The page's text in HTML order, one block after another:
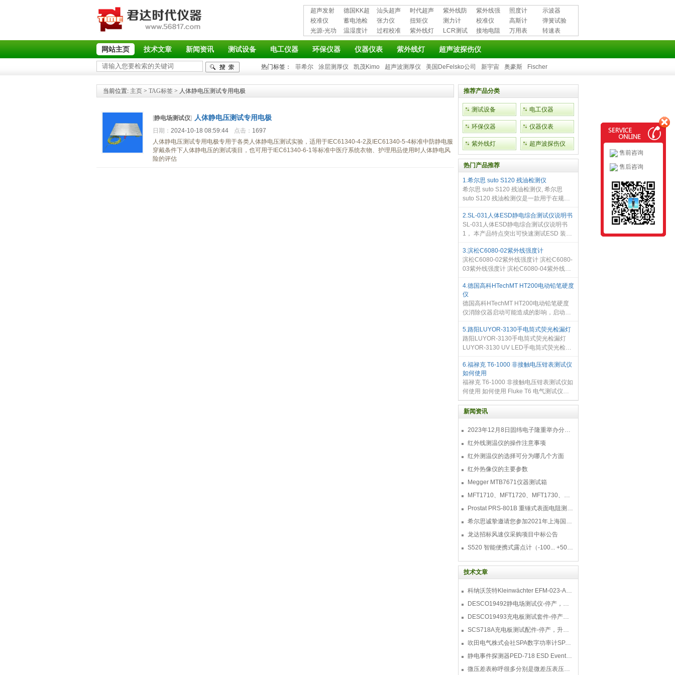
超声发射
接收仪器
德国KK超
声波探伤
仪
汕头超声
超声探伤
仪
时代超声
波探伤仪
紫外线防
护用品
紫外线强
度计
照度计
示波器
校准仪
蓄电池检
测仪
张力仪 扭矩仪 测力计 校准仪 高斯计
弹簧试验
机
光源-光功
率计
温湿度计
过程校准
仪
紫外线灯
LCR测试
仪
接地电阻
测试仪
万用表 转速表
网站主页 技术文章 新闻资讯 测试设备 电工仪器 环保仪器 仪器仪表 紫外线灯 超声波探伤仪
热门标签： 菲希尔 涂层测厚仪 凯茂Kimo 超声波测厚仪 美国DeFelsko公司 新宇宙 奥豪斯 Fischer
当前位置: 主页 > TAG标签 > 人体静电压测试专用电极
[静电场测试仪] 人体静电压测试专用电极
日期： 2024-10-18 08:59:44 点击： 1697
人体静电压测试专用电极专用于各类人体静电压测试实验，适用于IEC61340-4-2及IEC61340-5-4标准中防静电服
穿戴条件下人体静电压的测试项目，也可用于IEC61340-6-1等标准中医疗系统衣物、护理用品使用时人体静电风
险的评估
推荐产品分类
测试设备 电工仪器
环保仪器 仪器仪表
紫外线灯 超声波探伤仪
热门产品推荐
1.希尔思 suto S120 残油检测仪
希尔思 suto S120 残油检测仪, 希尔思
suto S120 残油检测仪是一款用于在规格
含油量的残油检测仪。 可连接显示和数据
记录仪或第三方显示和控制设备。•
2.SL-031人体ESD静电综合测试仪说明书
SL-031人体ESD静电综合测试仪说明书
1， 本产品特点突出可快速测试ESD 装
带）一次完成ESD 检测。 2， 三个分别各
三种状态显示，LO（低于设定值）、
3.滨松C6080-02紫外线强度计
滨松C6080-02紫外线强度计 滨松C6080-
03紫外线强度计 滨松C6080-04紫外线强
HAMAMATSU UV POWER METERS
C6080 SERIES。 滨松官方之前的能量计
型号为C6080-02，C6080-03，C6080
4.德国高科HTechMT HT200电动铅笔硬度
仪
德国高科HTechMT HT200电动铅笔硬度
仪消除仪器启动可能造成的影响，启动后
可以进行下面的观测试验,有两种不同的型
号
5.路阳LUYOR-3130手电筒式荧光检漏灯
路阳LUYOR-3130手电筒式荧光检漏灯
LUYOR-3130 UV LED手电筒式荧光检漏
LED光源的荧光检漏灯。LUYOR-3130
UV LED光源的荧光检漏灯采用锂电池供
电轻便，便于携
6.福禄克 T6-1000 非接触电压钳表测试仪
如何使用
福禄克 T6-1000 非接触电压钳表测试仪如
何使用 如何使用 Fluke T6 电气测试仪进
行准确测量 使用电气测试仪获取电压和电
流等测量值的用户都知道，传统上这一过
程颇为费时且存在潜在风
新闻资讯
2023年12月8日固纬电子隆重举办分销商答谢会，展示重磅新产品！
红外线测温仪的操作注意事项
红外测温仪的选择可分为哪几个方面
红外热像仪的主要参数
Megger MTB7671仪器测试箱
MFT1710、MFT1720、MFT1730、MFT1735多功能测试仪
Prostat PRS-801B 重锤式表面电阻测量仪
希尔思诚挚邀请您参加2021年上海国际压缩机及设
龙达招标风速仪采购项目中标公告
S520 智能便携式露点计（-100... +50 °C TD）
技术文章
科纳沃茨特Kleinwächter EFM-023-AKC静电测试仪套件-EFM023AKC KIT
DESCO19492静电场测试仪-停产，替代型号770716
DESCO19493充电板测试套件-停产，替代型号718+770719
SCS718A充电板测试配件-停产，升级型号770719
吹田电气株式会社SPA数字功率计SPA3000/SPA2000/SPA1000
静电事件探测器PED-718 ESD Event Detector
微压差表称呼很多分别是微差压表压差计微压表
售前咨询
售后咨询